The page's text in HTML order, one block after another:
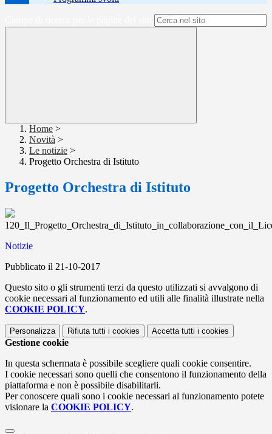
Home >
Novità >
Le notizie >
Progetto Orchestra di Istituto
Progetto Orchestra di Istituto
Notizie
Pubblicato il 21-10-2017
Questo sito o gli strumenti terzi da questo utilizzati si avvalgono di
cookie necessari al funzionamento ed utili alle finalità illustrate nella
COOKIE POLICY.
Personalizza Rifiuta tutti i cookies Accetta tutti i cookies
Gestione cookie
In questa schermata è possibile scegliere quali cookie consentire.
I cookie necessari sono quelli che consentono il funzionamento della
piattaforma e non è possibile disabilitarli.
Per conoscere quali sono i cookie necessari al funzionamento potete
visionare la COOKIE POLICY.